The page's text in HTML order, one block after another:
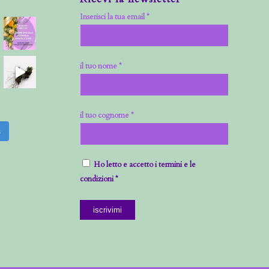
Inserisci la tua email *
il tuo nome *
il tuo cognome *
Ho letto e accetto i termini e le
condizioni *